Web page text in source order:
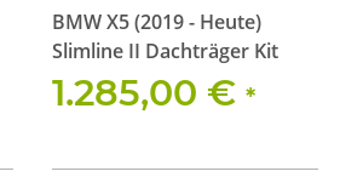
BMW X5 (2019 - Heute)
Slimline II Dachträger Kit
1.285,00 € *